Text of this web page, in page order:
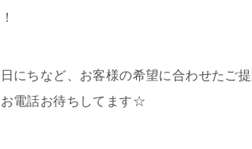
にちなど、お客様の希望に合わせたご提
電話お待ちしてます☆